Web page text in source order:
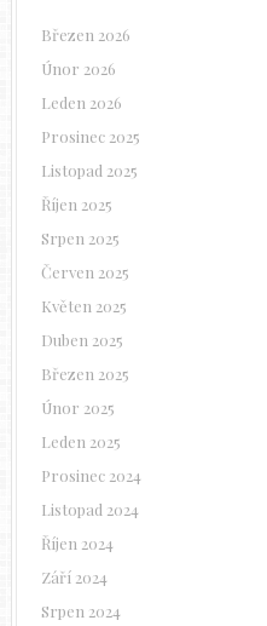
Březen 2026
Únor 2026
Leden 2026
Prosinec 2025
Listopad 2025
Říjen 2025
Srpen 2025
Červen 2025
Květen 2025
Duben 2025
Březen 2025
Únor 2025
Leden 2025
Prosinec 2024
Listopad 2024
Říjen 2024
Září 2024
Srpen 2024